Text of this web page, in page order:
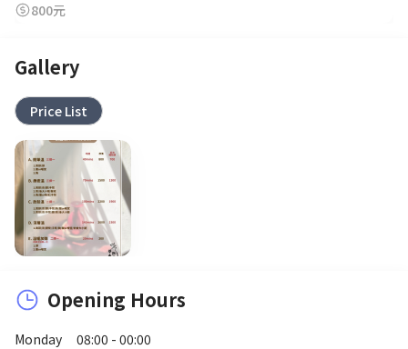
800元
Gallery
Price List
Opening Hours
Monday 08:00 - 00:00